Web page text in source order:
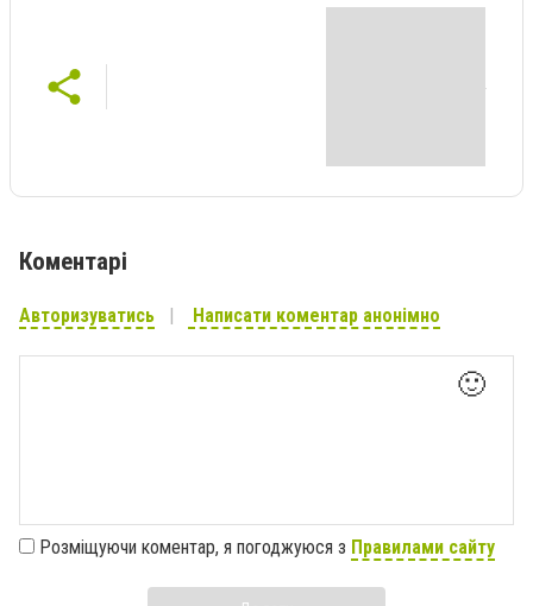
Коментарі
Авторизуватись Написати коментар анонімно
🙂
Розміщуючи коментар, я погоджуюся з Правилами сайту